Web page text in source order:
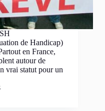
de Handicap)
en France,
autour de
vrai statut pour un